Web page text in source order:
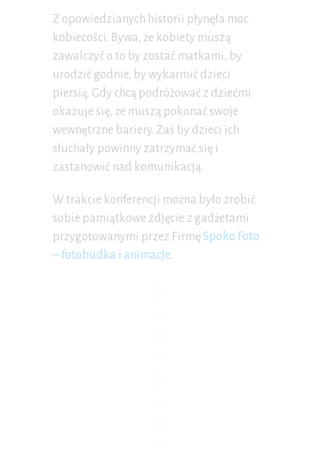
Z opowiedzianych historii płynęła moc
kobiecości. Bywa, że kobiety muszą
zawalczyć o to by zostać matkami, by
urodzić godnie, by wykarmić dzieci
piersią. Gdy chcą podróżować z dziećmi
okazuje się, że muszą pokonać swoje
wewnętrzne bariery. Zaś by dzieci ich
słuchały powinny zatrzymać się i
zastanowić nad komunikacją.
W trakcie konferencji można było zrobić
sobie pamiątkowe zdjęcie z gadżetami
przygotowanymi przez FirmęSpoko Foto
– fotobudka i animacje.
P.S. W każdej chwili możesz wypisać się z kursu.